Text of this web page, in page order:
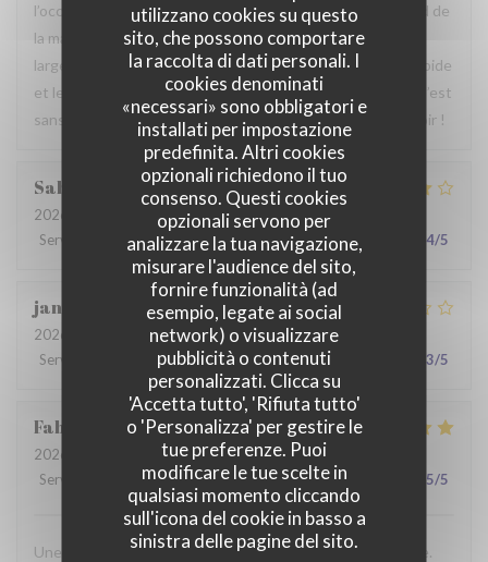
utilizzano cookies su questo
sito, che possono comportare
la raccolta di dati personali. I
cookies denominati
«necessari» sono obbligatori e
installati per impostazione
predefinita. Altri cookies
opzionali richiedono il tuo
consenso. Questi cookies
opzionali servono per
analizzare la tua navigazione,
misurare l'audience del sito,
fornire funzionalità (ad
esempio, legate ai social
network) o visualizzare
pubblicità o contenuti
personalizzati. Clicca su
'Accetta tutto', 'Rifiuta tutto'
o 'Personalizza' per gestire le
tue preferenze. Puoi
modificare le tue scelte in
qualsiasi momento cliccando
sull'icona del cookie in basso a
sinistra delle pagine del sito.
l’occasion, pour certains d’entre nous, de découvrir le Nord de
la manière la plus authentique qui soit. Le repas était
largement à la hauteur de nos attentes, le service était rapide
et le personnel particulièrement agréable et accueillant. C’est
sans hésiter que nous reviendrons. Au plaisir de vous revoir !
Sabrina
2026-07-25
- 21:00 - Ospiti 2
Servizio
Atmosfera:4 /5 Cucina: 4/5 Qualità / Prezzo 4/5
jan
2026-07-28
- 19:30 - Ospiti 2
Servizio
Atmosfera: 3/5 Cucina: 3/5 Qualità / Prezzo 3/5
Fabrice
2026-07-19
- 12:00 - Ospiti 3
Servizio
Atmosfera:5/5 Cucina: 4/5 Qualità / Prezzo 5/5
Une table sympathique avec son atmosphère authentique.